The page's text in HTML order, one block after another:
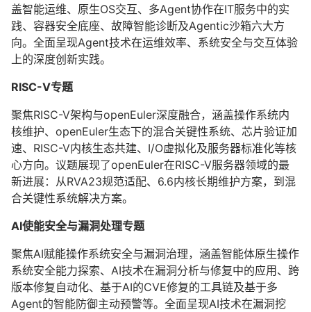
盖智能运维、原生OS交互、多Agent协作在IT服务中的实
践、容器安全底座、故障智能诊断及Agentic沙箱六大方
向。全面呈现Agent技术在运维效率、系统安全与交互体验
上的深度创新实践。
RISC-V专题
聚焦RISC-V架构与openEuler深度融合，涵盖操作系统内
核维护、openEuler生态下的混合关键性系统、芯片验证加
速、RISC-V内核生态共建、I/O虚拟化及服务器标准化等核
心方向。议题展现了openEuler在RISC-V服务器领域的最
新进展：从RVA23规范适配、6.6内核长期维护方案，到混
合关键性系统解决方案。
AI使能安全与漏洞处理专题
聚焦AI赋能操作系统安全与漏洞治理，涵盖智能体原生操作
系统安全能力探索、AI技术在漏洞分析与修复中的应用、跨
版本修复自动化、基于AI的CVE修复的工具链及基于多
Agent的智能防御主动预警等。全面呈现AI技术在漏洞挖